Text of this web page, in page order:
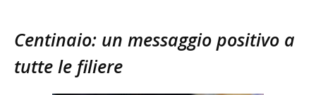
Centinaio: un messaggio positivo a
tutte le filiere